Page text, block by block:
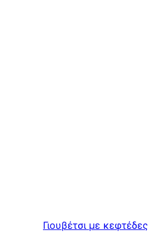
Γιουβέτσι με κεφτέδες